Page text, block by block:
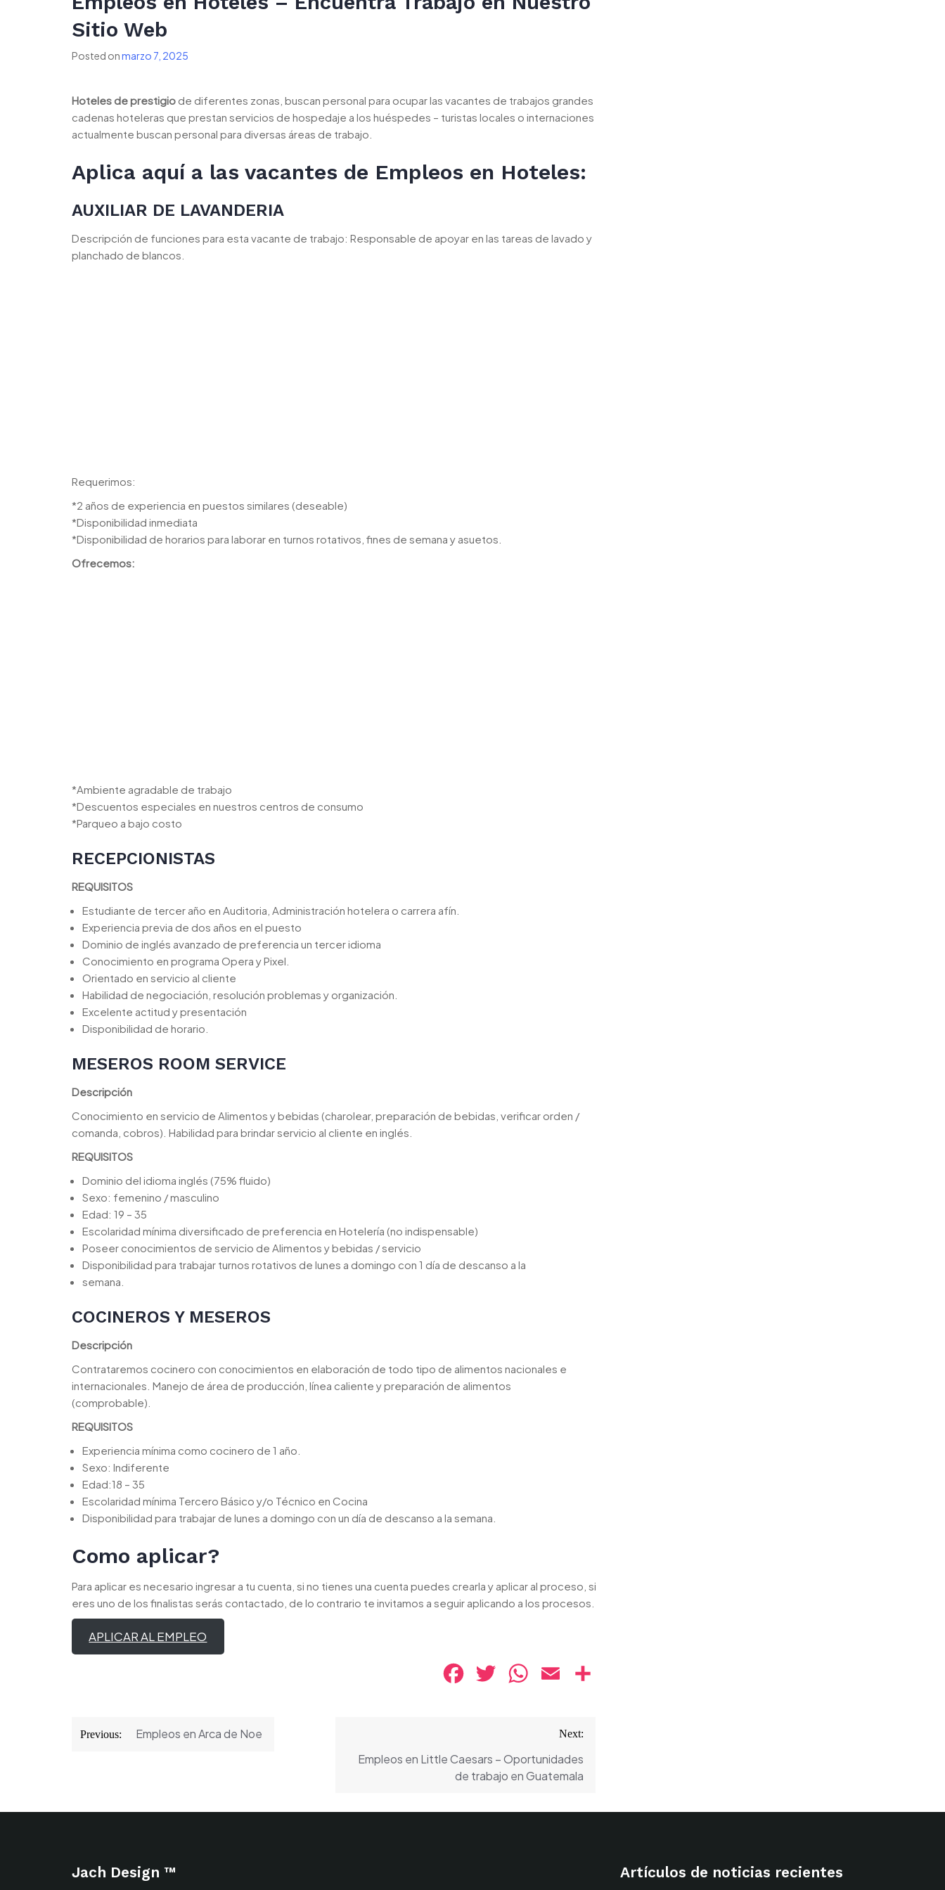
Sitio Web
Posted onmarzo 7, 2025
Hoteles de prestigio de diferentes zonas, buscan personal para ocupar las vacantes de trabajos grandes
cadenas hoteleras que prestan servicios de hospedaje a los huéspedes – turistas locales o internaciones
actualmente buscan personal para diversas áreas de trabajo.
Aplica aquí a las vacantes de Empleos en Hoteles:
AUXILIAR DE LAVANDERIA
Descripción de funciones para esta vacante de trabajo: Responsable de apoyar en las tareas de lavado y
planchado de blancos.
Requerimos:
*2 años de experiencia en puestos similares (deseable)
*Disponibilidad inmediata
*Disponibilidad de horarios para laborar en turnos rotativos, fines de semana y asuetos.
Ofrecemos:
*Ambiente agradable de trabajo
*Descuentos especiales en nuestros centros de consumo
*Parqueo a bajo costo
RECEPCIONISTAS
REQUISITOS
Estudiante de tercer año en Auditoria, Administración hotelera o carrera afín.
Experiencia previa de dos años en el puesto
Dominio de inglés avanzado de preferencia un tercer idioma
Conocimiento en programa Opera y Pixel.
Orientado en servicio al cliente
Habilidad de negociación, resolución problemas y organización.
Excelente actitud y presentación
Disponibilidad de horario.
MESEROS ROOM SERVICE
Descripción
Conocimiento en servicio de Alimentos y bebidas (charolear, preparación de bebidas, verificar orden /
comanda, cobros). Habilidad para brindar servicio al cliente en inglés.
REQUISITOS
Dominio del idioma inglés (75% fluido)
Sexo: femenino / masculino
Edad: 19 – 35
Escolaridad mínima diversificado de preferencia en Hotelería (no indispensable)
Poseer conocimientos de servicio de Alimentos y bebidas / servicio
Disponibilidad para trabajar turnos rotativos de lunes a domingo con 1 día de descanso a la
semana.
COCINEROS Y MESEROS
Descripción
Contrataremos cocinero con conocimientos en elaboración de todo tipo de alimentos nacionales e
internacionales. Manejo de área de producción, línea caliente y preparación de alimentos
(comprobable).
REQUISITOS
Experiencia mínima como cocinero de 1 año.
Sexo: Indiferente
Edad:18 – 35
Escolaridad mínima Tercero Básico y/o Técnico en Cocina
Disponibilidad para trabajar de lunes a domingo con un día de descanso a la semana.
Como aplicar?
Para aplicar es necesario ingresar a tu cuenta, si no tienes una cuenta puedes crearla y aplicar al proceso, si
eres uno de los finalistas serás contactado, de lo contrario te invitamos a seguir aplicando a los procesos.
APLICAR AL EMPLEO
Facebook
Twitter WhatsApp
Email
Navegación
Previous: Empleos en Arca de Noe Next:
Empleos en Little Caesars – Oportunidades
de trabajo en Guatemala
Jach Design ™ Artículos de noticias recientes